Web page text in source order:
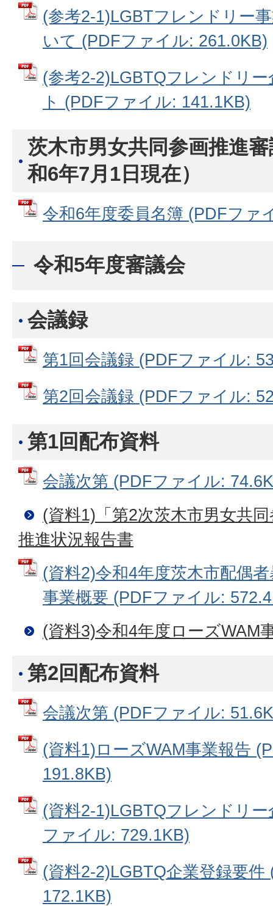
(参考2-1)LGBTフレンドリー
いて (PDFファイル: 261.0KB)
(参考2-2)LGBTQフレンドリ
ト (PDFファイル: 141.1KB)
茨木市男女共同参画推進
和6年7月1日現在）
令和6年度委員名簿 (PDFファ
令和5年度審議会
会議録
第1回会議録 (PDFファイル:
第2回会議録 (PDFファイル:
第1回配布資料
会議次第 (PDFファイル:
(資料1)「第2次茨木市男女共
推進状況報告書
(資料2)令和4年度茨木市配偶
事業概要 (PDFファイル:
(資料3)令和4年度ローズWAM
第2回配布資料
会議次第 (PDFファイル:
(資料1)ローズWAM事業報告
191.8KB)
(資料2-1)LGBTQフレンドリ
ファイル: 729.1KB)
(資料2-2)LGBTQ企業登録要
172.1KB)